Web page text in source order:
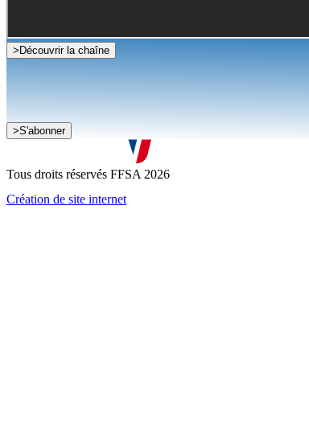
> Découvrir la chaîne
Je souhaite recevoir la newsletter de la FFSA
J'accepte que mes informations soient collectées
>S'abonner
Tous droits réservés FFSA 2026
Création de site internet